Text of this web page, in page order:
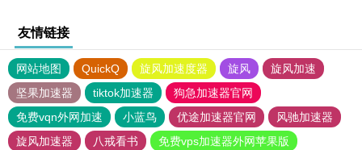
友情链接
网站地图 QuickQ 旋风加速度器 旋风
旋风加速
坚果加速器
tiktok加速器
狗急加速器官网
免费vqn外网加速
小蓝鸟 优途加速器官网
风驰加速器
旋风加速器
八戒看书
免费vps加速器外网苹果版